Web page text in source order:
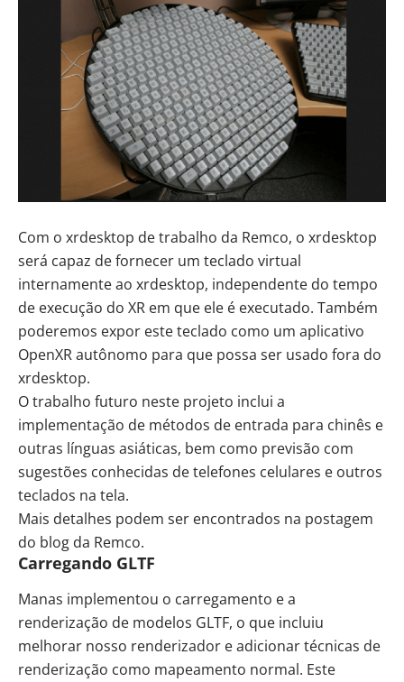
Com o xrdesktop de trabalho da Remco, o xrdesktop
será capaz de fornecer um teclado virtual
internamente ao xrdesktop, independente do tempo
de execução do XR em que ele é executado. Também
poderemos expor este teclado como um aplicativo
OpenXR autônomo para que possa ser usado fora do
xrdesktop.
O trabalho futuro neste projeto inclui a
implementação de métodos de entrada para chinês e
outras línguas asiáticas, bem como previsão com
sugestões conhecidas de telefones celulares e outros
teclados na tela.
Mais detalhes podem ser encontrados na postagem
do blog da Remco.
Carregando GLTF
Manas implementou o carregamento e a
renderização de modelos GLTF, o que incluiu
melhorar nosso renderizador e adicionar técnicas de
renderização como mapeamento normal. Este